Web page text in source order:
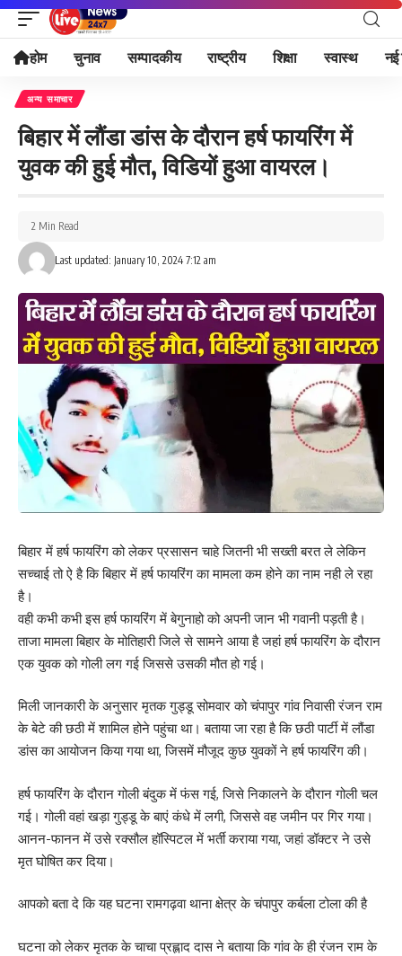
होम चुनाव सम्पादकीय राष्ट्रीय शिक्षा स्वास्थ नई
अन्य समाचार
बिहार में लौंडा डांस के दौरान हर्ष फायरिंग में
युवक की हुई मौत, विडियों हुआ वायरल।
Last updated: January 10, 2024 7:12 am
2 Min Read
बिहार में हर्ष फायरिंग को लेकर प्रसासन चाहे जितनी भी सख्ती बरत ले लेकिन
सच्चाई तो ऐ है कि बिहार में हर्ष फायरिंग का मामला कम होने का नाम नही ले रहा
है।
वही कभी कभी इस हर्ष फायरिंग में बेगुनाहो को अपनी जान भी गवानी पड़ती है।
ताजा मामला बिहार के मोतिहारी जिले से सामने आया है जहां हर्ष फायरिंग के दौरान
एक युवक को गोली लग गई जिससे उसकी मौत हो गई।
मिली जानकारी के अनुसार मृतक गुड्डू सोमवार को चंपापुर गांव निवासी रंजन राम
के बेटे की छठी में शामिल होने पहुंचा था। बताया जा रहा है कि छठी पार्टी में लौंडा
डांस का आयोजन किया गया था, जिसमें मौजूद कुछ युवकों ने हर्ष फायरिंग की।
हर्ष फायरिंग के दौरान गोली बंदुक में फंस गई, जिसे निकालने के दौरान गोली चल
गई। गोली वहां खड़ा गुड्डू के बाएं कंधे में लगी, जिससे वह जमीन पर गिर गया।
आनन-फानन में उसे रक्सौल हॉस्पिटल में भर्ती कराया गया, जहां डॉक्टर ने उसे
मृत घोषित कर दिया।
आपको बता दे कि यह घटना रामगढ़वा थाना क्षेत्र के चंपापुर कर्बला टोला की है
घटना को लेकर मृतक के चाचा प्रह्लाद दास ने बताया कि गांव के ही रंजन राम के